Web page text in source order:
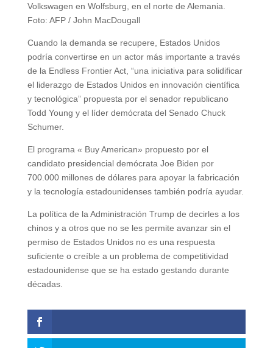
Volkswagen en Wolfsburg, en el norte de Alemania.
Foto: AFP / John MacDougall
Cuando la demanda se recupere, Estados Unidos
podría convertirse en un actor más importante a través
de la Endless Frontier Act, “una iniciativa para solidificar
el liderazgo de Estados Unidos en innovación científica
y tecnológica” propuesta por el senador republicano
Todd Young y el líder demócrata del Senado Chuck
Schumer.
El programa «Buy American» propuesto por el
candidato presidencial demócrata Joe Biden por
700.000 millones de dólares para apoyar la fabricación
y la tecnología estadounidenses también podría ayudar.
La política de la Administración Trump de decirles a los
chinos y a otros que no se les permite avanzar sin el
permiso de Estados Unidos no es una respuesta
suficiente o creíble a un problema de competitividad
estadounidense que se ha estado gestando durante
décadas.